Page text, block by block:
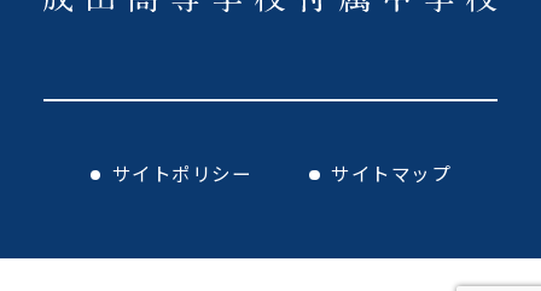
サイトポリシー サイトマップ